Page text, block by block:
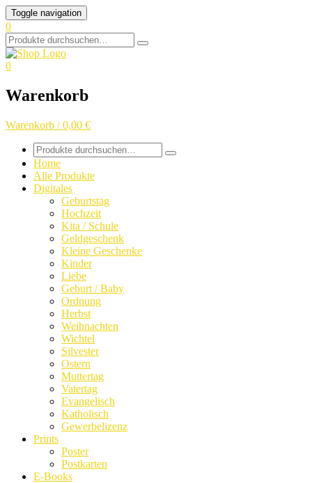
Skip
to
content
Toggle navigation
0
Search
for:
0
Warenkorb
Warenkorb / 0,00 €
Search
for:
Home
Alle Produkte
Digitales
Geburtstag
Hochzeit
Kita / Schule
Geldgeschenk
Kleine Geschenke
Kinder
Liebe
Geburt / Baby
Ordnung
Herbst
Weihnachten
Wichtel
Silvester
Ostern
Muttertag
Vatertag
Evangelisch
Katholisch
Gewerbelizenz
Prints
Poster
Postkarten
E-Books